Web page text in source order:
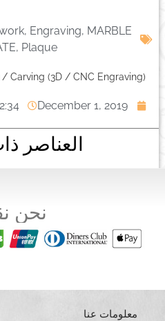
, Engraving, MARBLE
, Plaque
/ Carving (3D / CNC Engraving)
December 1, 2019
pm
العناصر
نحن
معلومات عنا